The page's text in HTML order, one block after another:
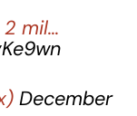
mil…
December